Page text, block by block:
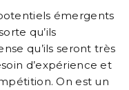
émergents
qu’ils
qu’ils seront très
d’expérience et
On est un